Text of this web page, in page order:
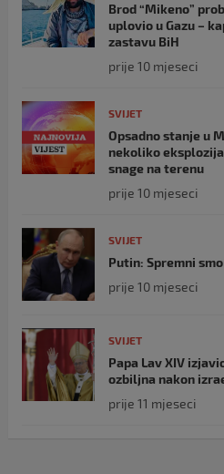
Brod “Mikeno”
uplovio u Gazu –
zastavu BiH
prije 10 mjeseci
SVIJET
Opsadno stanje u
nekoliko
snage na terenu
prije 10 mjeseci
SVIJET
Putin: Spremni
prije 10 mjeseci
SVIJET
Papa Lav XIV
ozbiljna nakon
prije 11 mjeseci